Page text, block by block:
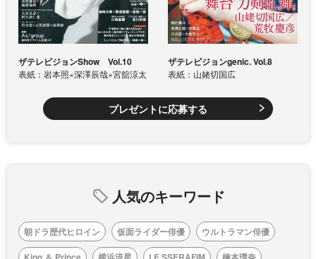
ザテレビジョンShow Vol.10
表紙：岩本照×深澤辰哉×宮舘涼太
ザテレビジョンgenic. Vol.8
表紙：山姥切国広
プレゼントに応募する
人気のキーワード
朝ドラ歴代ヒロイン 仮面ライダー俳優
ウルトラマン俳優